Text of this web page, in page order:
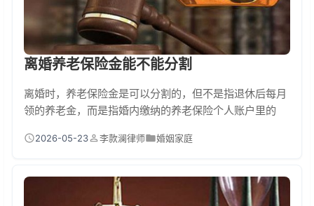
离婚养老保险金能不能分割
离婚时，养老保险金是可以分割的，但不是指退休后每月
领的养老金，而是指婚内缴纳的养老保险个人账户里的
人账户里。如果一方还没退休，那就把婚内缴纳的个人账
了，那婚内对应的养老金部分也属于共同财产可以分。到
底哪些养老金能分……
2026-05-23 李款澜律师 婚姻家庭